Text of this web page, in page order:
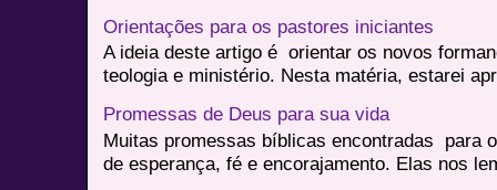
Orientações para os pastores iniciantes
A ideia deste artigo é orientar os novos
teologia e ministério. Nesta matéria, estarei
Promessas de Deus para sua vida
Muitas promessas bíblicas encontradas para
de esperança, fé e encorajamento. Elas nos